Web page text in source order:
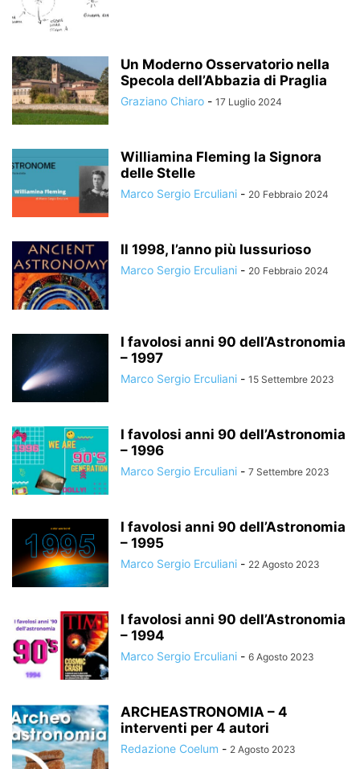
Un Moderno Osservatorio nella
Specola dell’Abbazia di Praglia
Graziano Chiaro - 17 Luglio 2024
Williamina Fleming la Signora
delle Stelle
Marco Sergio Erculiani - 20 Febbraio 2024
Il 1998, l’anno più lussurioso
Marco Sergio Erculiani - 20 Febbraio 2024
I favolosi anni 90 dell’Astronomia
– 1997
Marco Sergio Erculiani - 15 Settembre 2023
I favolosi anni 90 dell’Astronomia
– 1996
Marco Sergio Erculiani - 7 Settembre 2023
I favolosi anni 90 dell’Astronomia
– 1995
Marco Sergio Erculiani - 22 Agosto 2023
I favolosi anni 90 dell’Astronomia
– 1994
Marco Sergio Erculiani - 6 Agosto 2023
ARCHEASTRONOMIA – 4
interventi per 4 autori
Redazione Coelum - 2 Agosto 2023